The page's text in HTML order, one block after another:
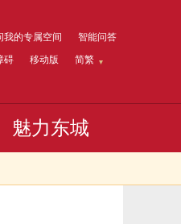
我的专属空间
智能问答
碍
移动版 简繁
魅力东城